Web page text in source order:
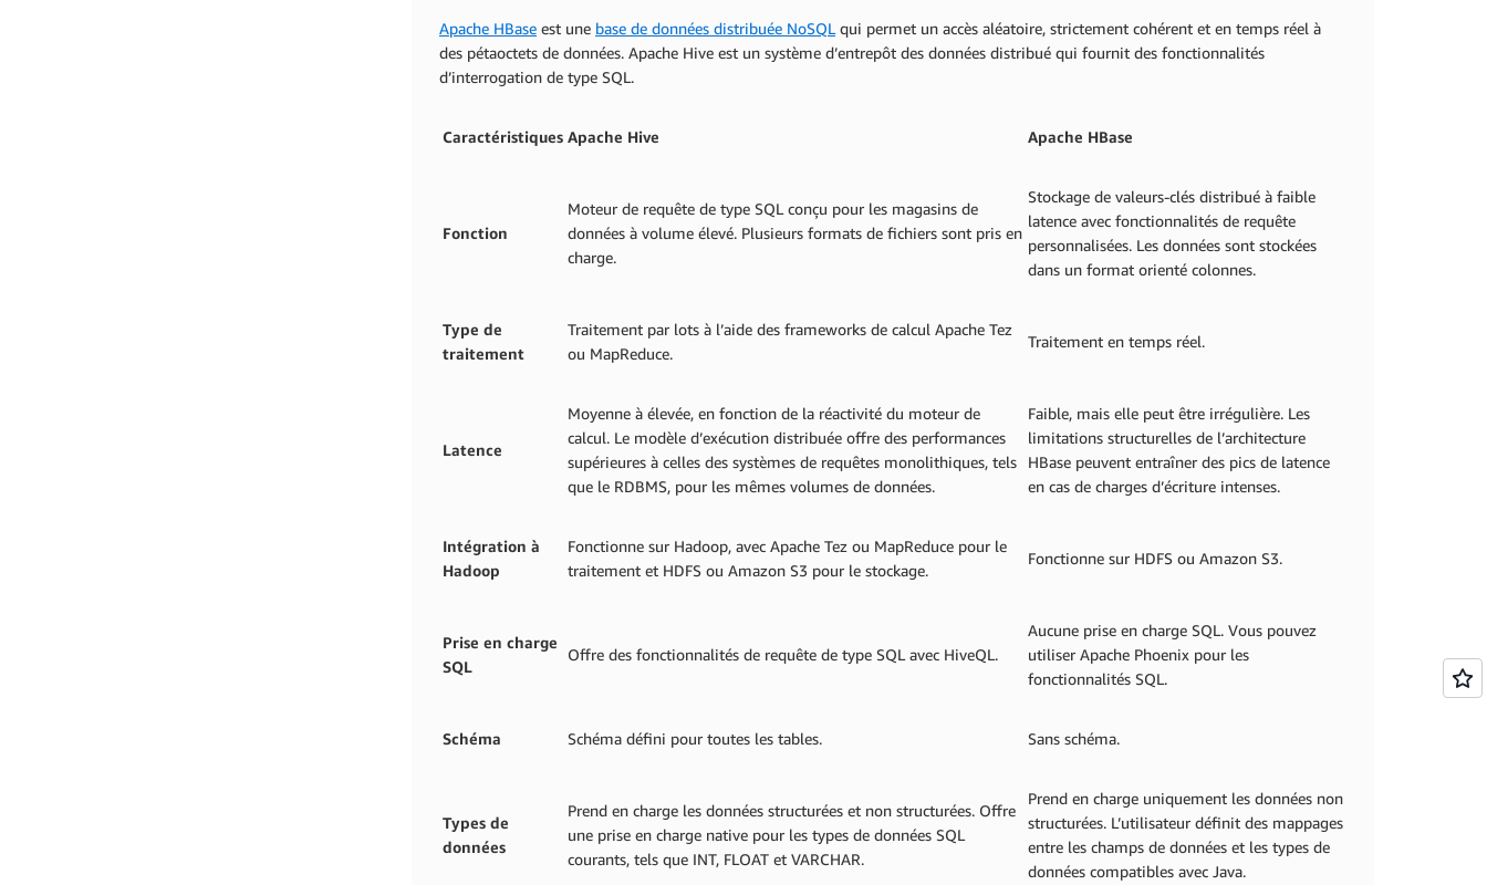
Apache HBase est une base de données distribuée NoSQL qui permet un accès aléatoire, strictement cohérent et en temps réel à
des pétaoctets de données. Apache Hive est un système d’entrepôt des données distribué qui fournit des fonctionnalités
d’interrogation de type SQL.
Caractéristiques Apache Hive Apache HBase
Fonction
Moteur de requête de type SQL conçu pour les magasins de
données à volume élevé. Plusieurs formats de fichiers sont pris en
charge.
Stockage de valeurs-clés distribué à faible
latence avec fonctionnalités de requête
personnalisées. Les données sont stockées
dans un format orienté colonnes.
Type de
traitement
Traitement par lots à l’aide des frameworks de calcul Apache Tez
ou MapReduce.
Traitement en temps réel.
Latence
Moyenne à élevée, en fonction de la réactivité du moteur de
calcul. Le modèle d’exécution distribuée offre des performances
supérieures à celles des systèmes de requêtes monolithiques, tels
que le RDBMS, pour les mêmes volumes de données.
Faible, mais elle peut être irrégulière. Les
limitations structurelles de l’architecture
HBase peuvent entraîner des pics de latence
en cas de charges d’écriture intenses.
Intégration à
Hadoop
Fonctionne sur Hadoop, avec Apache Tez ou MapReduce pour le
traitement et HDFS ou Amazon S3 pour le stockage.
Fonctionne sur HDFS ou Amazon S3.
Prise en charge
SQL
Offre des fonctionnalités de requête de type SQL avec HiveQL.
Aucune prise en charge SQL. Vous pouvez
utiliser Apache Phoenix pour les
fonctionnalités SQL.
Schéma Schéma défini pour toutes les tables. Sans schéma.
Types de
données
Prend en charge les données structurées et non structurées. Offre
une prise en charge native pour les types de données SQL
courants, tels que INT, FLOAT et VARCHAR.
Prend en charge uniquement les données non
structurées. L’utilisateur définit des mappages
entre les champs de données et les types de
données compatibles avec Java.